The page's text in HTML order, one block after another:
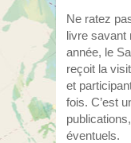
Ne ratez
livre
année, le
reçoit la
et
fois. C’est
éventuels.